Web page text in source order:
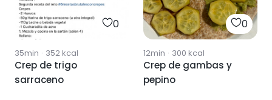
0
35min · 352kcal
Crep de trigo
sarraceno
0
12min · 300 kcal
Crep de gambas y
pepino